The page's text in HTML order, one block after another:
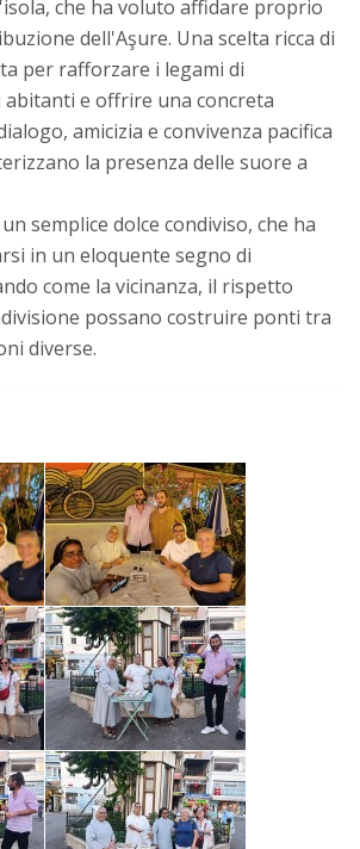
che ha voluto affidare proprio
dell'Aşure. Una scelta ricca di
per rafforzare i legami di
e offrire una concreta
amicizia e convivenza pacifica
la presenza delle suore a
semplice dolce condiviso, che ha
in un eloquente segno di
come la vicinanza, il rispetto
possano costruire ponti tra
diverse.